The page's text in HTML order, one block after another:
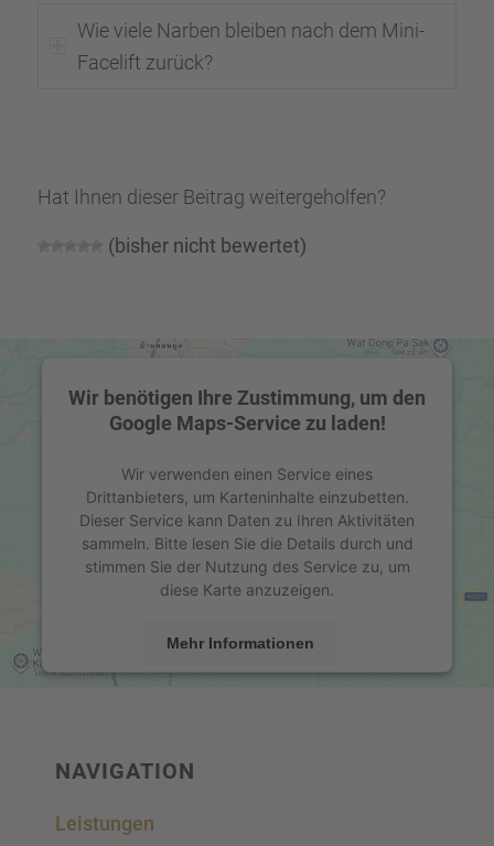
Wie viele Narben bleiben nach dem Mini-
Facelift zurück?
Hat Ihnen dieser Beitrag weiter­ge­hol­fen?
(bisher nicht bewer­tet)
Wir benötigen Ihre Zustimmung, um den
Google Maps-Service zu laden!
Wir verwenden einen Service eines
Drittanbieters, um Karteninhalte einzubetten.
Dieser Service kann Daten zu Ihren Aktivitäten
sammeln. Bitte lesen Sie die Details durch und
stimmen Sie der Nutzung des Service zu, um
diese Karte anzuzeigen.
Mehr Informationen
Platform
NAVIGA­TION
Leistun­gen